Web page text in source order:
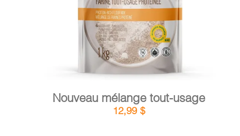
Nouveau mélange tout-usage
12,99 $